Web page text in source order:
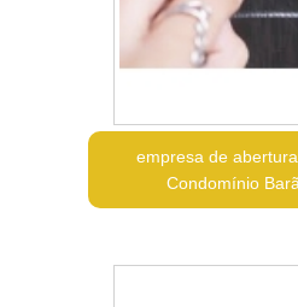
empresa de
Condomínio